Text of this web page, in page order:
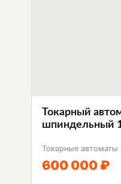
Токарный
шпиндельный
Токарные автоматы
600 000 ₽